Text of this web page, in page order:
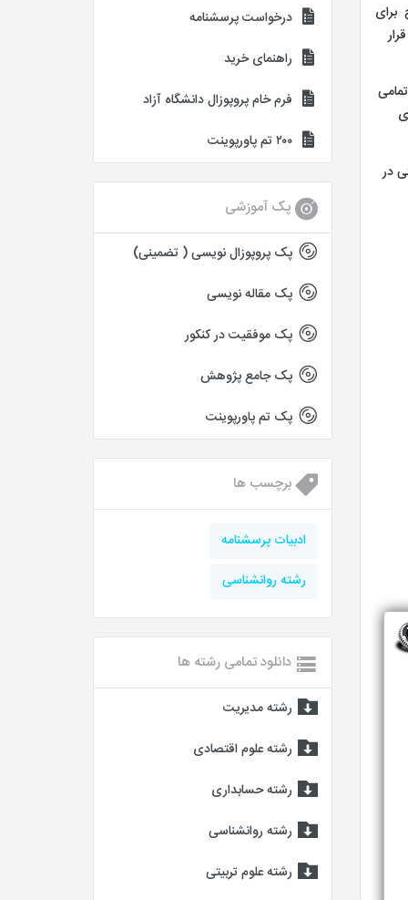
برای
در
درخواست پرسشنامه
راهنمای خرید
فرم خام پروپوزال دانشگاه آزاد
۲۰۰ تم پاورپوینت
پک آموزشی
پک پروپوزال نویسی ( تضمینی)
پک مقاله نویسی
پک موفقیت در کنکور
پک جامع پژوهش
پک تم پاورپوینت
برچسب ها
ادبیات پرسشنامه
رشته روانشناسی
دانلود تمامی رشته ها
رشته مدیریت
رشته علوم اقتصادی
رشته حسابداری
رشته روانشناسی
رشته علوم تربیتی